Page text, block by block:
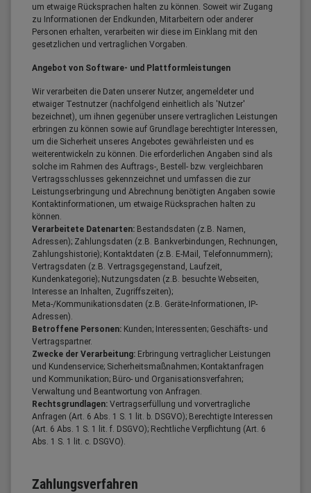
um etwaige Rücksprachen halten zu können. Soweit wir Zugang
zu Informationen der Endkunden, Mitarbeitern oder anderer
Personen erhalten, verarbeiten wir diese im Einklang mit den
gesetzlichen und vertraglichen Vorgaben.
Angebot von Software- und Plattformleistungen
Wir verarbeiten die Daten unserer Nutzer, angemeldeter und
etwaiger Testnutzer (nachfolgend einheitlich als 'Nutzer'
bezeichnet), um ihnen gegenüber unsere vertraglichen Leistungen
erbringen zu können sowie auf Grundlage berechtigter Interessen,
um die Sicherheit unseres Angebotes gewährleisten und es
weiterentwickeln zu können. Die erforderlichen Angaben sind als
solche im Rahmen des Auftrags-, Bestell- bzw. vergleichbaren
Vertragsschlusses gekennzeichnet und umfassen die zur
Leistungserbringung und Abrechnung benötigten Angaben sowie
Kontaktinformationen, um etwaige Rücksprachen halten zu
können.
Verarbeitete Datenarten: Bestandsdaten (z.B. Namen,
Adressen); Zahlungsdaten (z.B. Bankverbindungen, Rechnungen,
Zahlungshistorie); Kontaktdaten (z.B. E-Mail, Telefonnummern);
Vertragsdaten (z.B. Vertragsgegenstand, Laufzeit,
Kundenkategorie); Nutzungsdaten (z.B. besuchte Webseiten,
Interesse an Inhalten, Zugriffszeiten);
Meta-/Kommunikationsdaten (z.B. Geräte-Informationen, IP-
Adressen).
Betroffene Personen: Kunden; Interessenten; Geschäfts- und
Vertragspartner.
Zwecke der Verarbeitung: Erbringung vertraglicher Leistungen
und Kundenservice; Sicherheitsmaßnahmen; Kontaktanfragen
und Kommunikation; Büro- und Organisationsverfahren;
Verwaltung und Beantwortung von Anfragen.
Rechtsgrundlagen: Vertragserfüllung und vorvertragliche
Anfragen (Art. 6 Abs. 1 S. 1 lit. b. DSGVO); Berechtigte Interessen
(Art. 6 Abs. 1 S. 1 lit. f. DSGVO); Rechtliche Verpflichtung (Art. 6
Abs. 1 S. 1 lit. c. DSGVO).
Zahlungsverfahren